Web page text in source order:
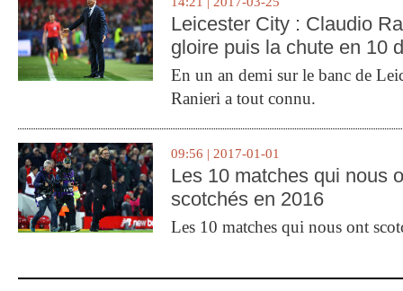
Leicester City : Claudio
gloire puis la chute en 10
En un an demi sur le banc de
Ranieri a tout connu.
09:56 | 2017-01-01
Les 10 matches qui nous
scotchés en 2016
Les 10 matches qui nous ont